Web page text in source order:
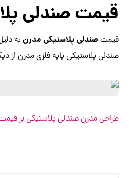
قیمت صندلی
قیمت صندلی پلاستیکی مدرنبه
صندلی پلاستیکی پایه فلزی مدرن از
طراحی مدرن صندلی پلاستیکی بر